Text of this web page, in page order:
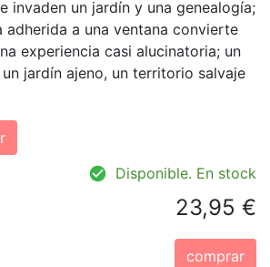
invaden un jardín y una genealogía;
adherida a una ventana convierte
experiencia casi alucinatoria; un
jardín ajeno, un territorio salvaje
Disponible. En stock
23,95 €
comprar